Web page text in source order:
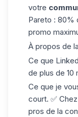
votre
Pareto : 80%
promo
À propos de
Ce que
de plus de 10
Ce que je
court. ✅
pros de la